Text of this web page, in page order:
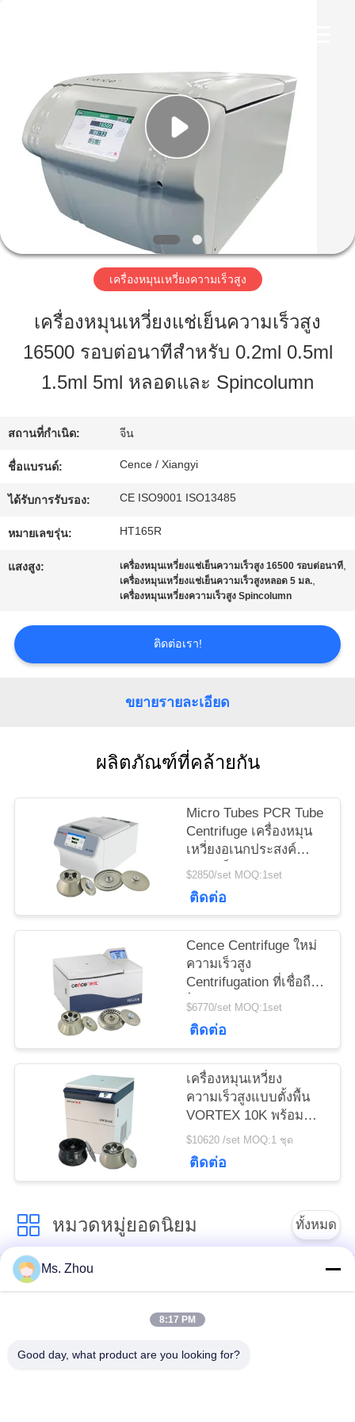
สินค้า
กับ
ทัวร์
โรงงาน
การ
ควบคุม
คุณภาพ
ติดต่อ
ข่าว
แผนผัง
เว็บไซต์
PRIVACY
POLICY
Reserved.
เครื่องหมุนเหวี่ยงความเร็วสูง
เครื่องหมุนเหวี่ยงแช่เย็นความเร็วสูง
16500 รอบต่อนาทีสำหรับ 0.2ml 0.5ml
1.5ml 5ml หลอดและ Spincolumn
สถานที่กำเนิด: จีน
ชื่อแบรนด์: Cence / Xiangyi
ได้รับการรับรอง: CE ISO9001 ISO13485
หมายเลขรุ่น: HT165R
แสงสูง: เครื่องหมุนเหวี่ยงแช่เย็นความเร็วสูง 16500 รอบต่อนาที,
เครื่องหมุนเหวี่ยงแช่เย็นความเร็วสูงหลอด 5 มล.,
เครื่องหมุนเหวี่ยงความเร็วสูง Spincolumn
ติดต่อเรา!
ขยายรายละเอียด
ผลิตภัณฑ์ที่คล้ายกัน
Micro Tubes PCR Tube
Centrifuge เครื่องหมุน
เหวี่ยงอเนกประสงค์
ความเร็วสูง H1750R
$2850/set MOQ:1set
ติดต่อ
Cence Centrifuge ใหม่
ความเร็วสูง
Centrifugation ที่เชื่อถือ
ได้สำหรับชีววิทยา
$6770/set MOQ:1set
ติดต่อ
เครื่องหมุนเหวี่ยง
ความเร็วสูงแบบตั้งพื้น
VORTEX 10K พร้อม
โรเตอร์มุมความจุขนาด
$10620 /set MOQ:1 ชุด
ติดต่อ
หมวดหมู่ยอดนิยม ทั้งหมด
เครื่อง Centrifuge ของ
ห้องปฏิบัติการ
ทางการแพทย์
Ms. Zhou
8:17 PM
Good day, what product are you looking for?